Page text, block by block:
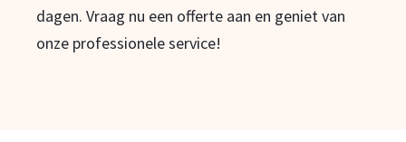
dagen. Vraag nu een offerte aan en geniet van
onze professionele service!